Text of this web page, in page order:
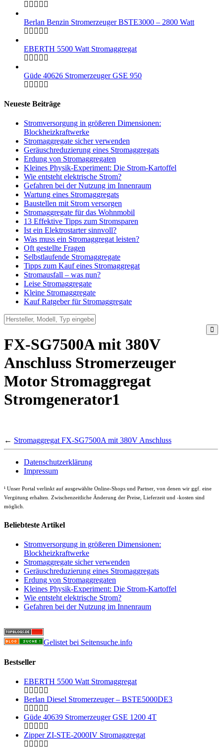
Berlan Benzin Stromerzeuger BSTE3000 – 2800 Watt
EBERTH 5500 Watt Stromaggregat
Güde 40626 Stromerzeuger GSE 950
Neueste Beiträge
Stromversorgung in größeren Dimensionen:
Blockheizkraftwerke
Stromaggregate sicher verwenden
Geräuschreduzierung eines Stromaggregats
Erdung von Stromaggregaten
Kleines Physik-Experiment: Die Strom-Kartoffel
Wie entsteht elektrische Strom?
Gefahren bei der Nutzung im Innenraum
Wartung eines Stromaggregats
Baustellen mit Strom versorgen
Stromaggregate für das Wohnmobil
13 Effektive Tipps zum Stromsparen
Ist ein Elektrostarter sinnvoll?
Was muss ein Stromaggregat leisten?
Oft gestellte Fragen
Selbstlaufende Stromaggregate
Tipps zum Kauf eines Stromaggregat
Stromausfall – was nun?
Leise Stromaggregate
Kleine Stromaggregate
Kauf Ratgeber für Stromaggregate
FX-SG7500A mit 380V
Anschluss Stromerzeuger
Motor Stromaggregat
Stromgenerator1
← Stromaggregat FX-SG7500A mit 380V Anschluss
Datenschutzerklärung
Impressum
¹ Unser Portal verlinkt auf ausgewählte Online-Shops und Partner, von denen wir ggf. eine
Vergütung erhalten. Zwischenzeitliche Änderung der Preise, Lieferzeit und -kosten sind
möglich.
Beliebteste Artikel
Stromversorgung in größeren Dimensionen:
Blockheizkraftwerke
Stromaggregate sicher verwenden
Geräuschreduzierung eines Stromaggregats
Erdung von Stromaggregaten
Kleines Physik-Experiment: Die Strom-Kartoffel
Wie entsteht elektrische Strom?
Gefahren bei der Nutzung im Innenraum
Gelistet bei Seitensuche.info
Bestseller
EBERTH 5500 Watt Stromaggregat
Berlan Diesel Stromerzeuger – BSTE5000DE3
Güde 40639 Stromerzeuger GSE 1200 4T
Zipper ZI-STE-2000IV Stromaggregat